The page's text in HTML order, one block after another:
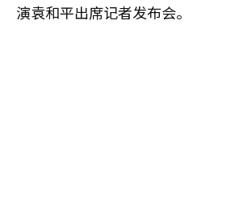
演袁和平出席记者发布会。